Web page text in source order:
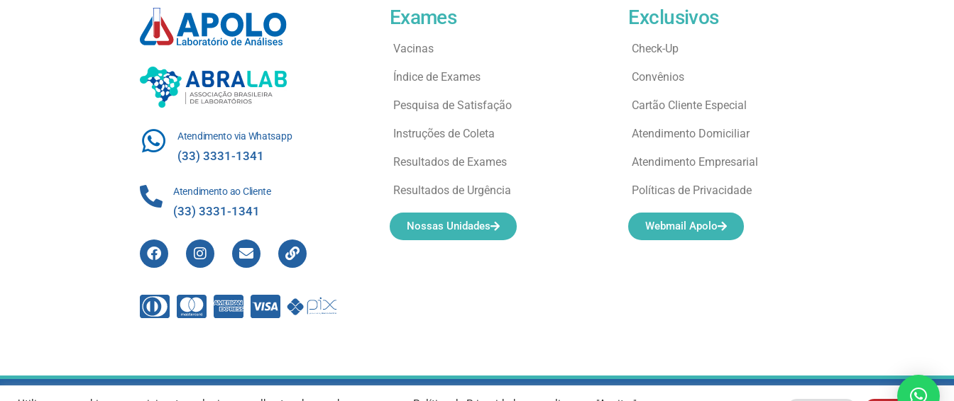
Atendimento via Whatsapp
(33) 3331-1341
Atendimento ao Cliente
(33) 3331-1341
Exames
Vacinas
Índice de Exames
Pesquisa de Satisfação
Instruções de Coleta
Resultados de Exames
Resultados de Urgência
Nossas Unidades
Exclusivos
Check-Up
Convênios
Cartão Cliente Especial
Atendimento Domiciliar
Atendimento Empresarial
Políticas de Privacidade
Webmail Apolo
Direitos Reservados © 2012-2022 Laboratório de Análises Apolo Ltda – 00.421.604/0001-01 |